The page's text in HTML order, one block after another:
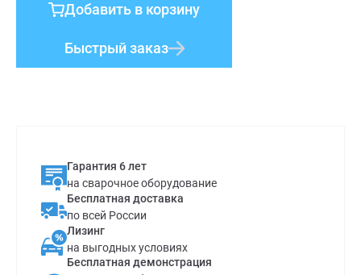
Добавить в корзину
Быстрый заказ
Гарантия 6 лет
на сварочное оборудование
Бесплатная доставка
по всей России
Лизинг
на выгодных условиях
Бесплатная демонстрация